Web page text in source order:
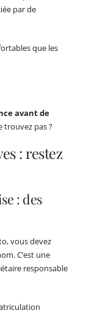
par de
que les
avant de
trouvez pas ?
: restez
: des
vous devez
C’est une
responsable